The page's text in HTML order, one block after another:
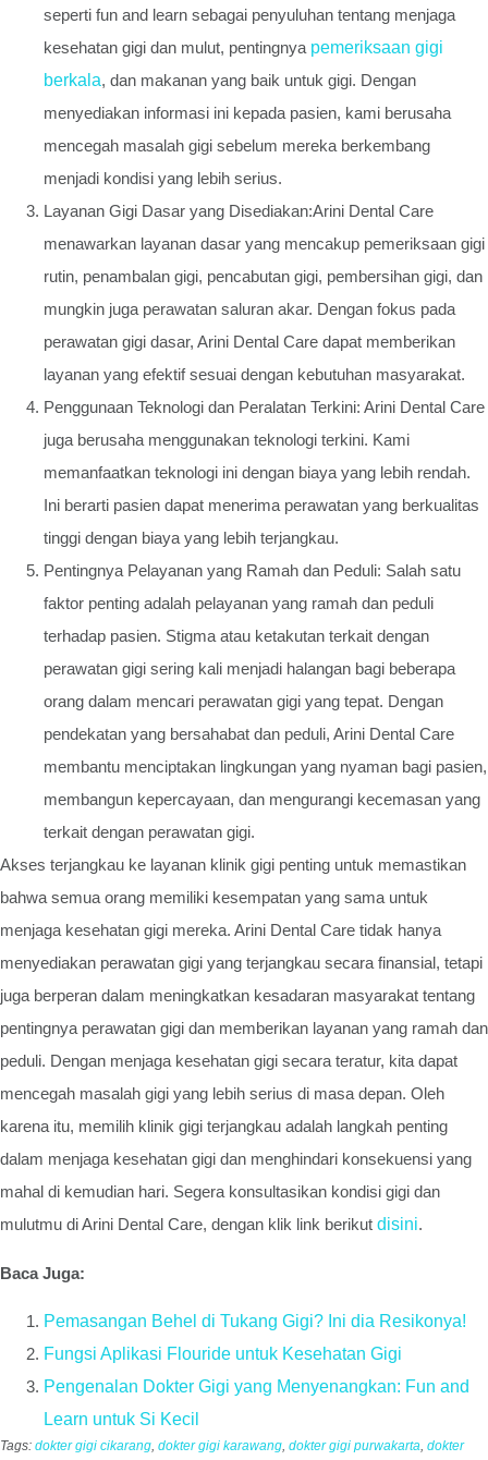
seperti fun and learn sebagai penyuluhan tentang menjaga
kesehatan gigi dan mulut, pentingnya pemeriksaan gigi
berkala, dan makanan yang baik untuk gigi. Dengan
menyediakan informasi ini kepada pasien, kami berusaha
mencegah masalah gigi sebelum mereka berkembang
menjadi kondisi yang lebih serius.
Layanan Gigi Dasar yang Disediakan:Arini Dental Care
menawarkan layanan dasar yang mencakup pemeriksaan gigi
rutin, penambalan gigi, pencabutan gigi, pembersihan gigi, dan
mungkin juga perawatan saluran akar. Dengan fokus pada
perawatan gigi dasar, Arini Dental Care dapat memberikan
layanan yang efektif sesuai dengan kebutuhan masyarakat.
Penggunaan Teknologi dan Peralatan Terkini: Arini Dental Care
juga berusaha menggunakan teknologi terkini. Kami
memanfaatkan teknologi ini dengan biaya yang lebih rendah.
Ini berarti pasien dapat menerima perawatan yang berkualitas
tinggi dengan biaya yang lebih terjangkau.
Pentingnya Pelayanan yang Ramah dan Peduli: Salah satu
faktor penting adalah pelayanan yang ramah dan peduli
terhadap pasien. Stigma atau ketakutan terkait dengan
perawatan gigi sering kali menjadi halangan bagi beberapa
orang dalam mencari perawatan gigi yang tepat. Dengan
pendekatan yang bersahabat dan peduli, Arini Dental Care
membantu menciptakan lingkungan yang nyaman bagi pasien,
membangun kepercayaan, dan mengurangi kecemasan yang
terkait dengan perawatan gigi.
Akses terjangkau ke layanan klinik gigi penting untuk memastikan
bahwa semua orang memiliki kesempatan yang sama untuk
menjaga kesehatan gigi mereka. Arini Dental Care tidak hanya
menyediakan perawatan gigi yang terjangkau secara finansial, tetapi
juga berperan dalam meningkatkan kesadaran masyarakat tentang
pentingnya perawatan gigi dan memberikan layanan yang ramah dan
peduli. Dengan menjaga kesehatan gigi secara teratur, kita dapat
mencegah masalah gigi yang lebih serius di masa depan. Oleh
karena itu, memilih klinik gigi terjangkau adalah langkah penting
dalam menjaga kesehatan gigi dan menghindari konsekuensi yang
mahal di kemudian hari. Segera konsultasikan kondisi gigi dan
mulutmu di Arini Dental Care, dengan klik link berikut disini.
Baca Juga:
Pemasangan Behel di Tukang Gigi? Ini dia Resikonya!
Fungsi Aplikasi Flouride untuk Kesehatan Gigi
Pengenalan Dokter Gigi yang Menyenangkan: Fun and
Learn untuk Si Kecil
Tags: dokter gigi cikarang, dokter gigi karawang, dokter gigi purwakarta, dokter